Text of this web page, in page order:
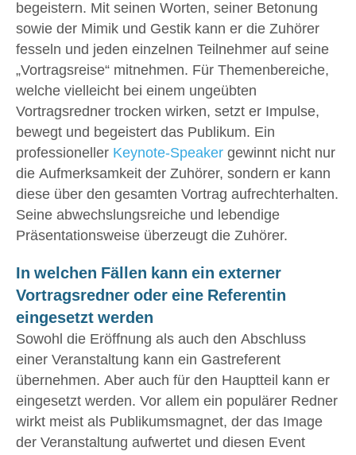
begeistern. Mit seinen Worten, seiner Betonung
sowie der Mimik und Gestik kann er die Zuhörer
fesseln und jeden einzelnen Teilnehmer auf seine
„Vortragsreise“ mitnehmen. Für Themenbereiche,
welche vielleicht bei einem ungeübten
Vortragsredner trocken wirken, setzt er Impulse,
bewegt und begeistert das Publikum. Ein
professioneller Keynote-Speaker gewinnt nicht nur
die Aufmerksamkeit der Zuhörer, sondern er kann
diese über den gesamten Vortrag aufrechterhalten.
Seine abwechslungsreiche und lebendige
Präsentationsweise überzeugt die Zuhörer.
In welchen Fällen kann ein externer
Vortragsredner oder eine Referentin
eingesetzt werden
Sowohl die Eröffnung als auch den Abschluss
einer Veranstaltung kann ein Gastreferent
übernehmen. Aber auch für den Hauptteil kann er
eingesetzt werden. Vor allem ein populärer Redner
wirkt meist als Publikumsmagnet, der das Image
der Veranstaltung aufwertet und diesen Event